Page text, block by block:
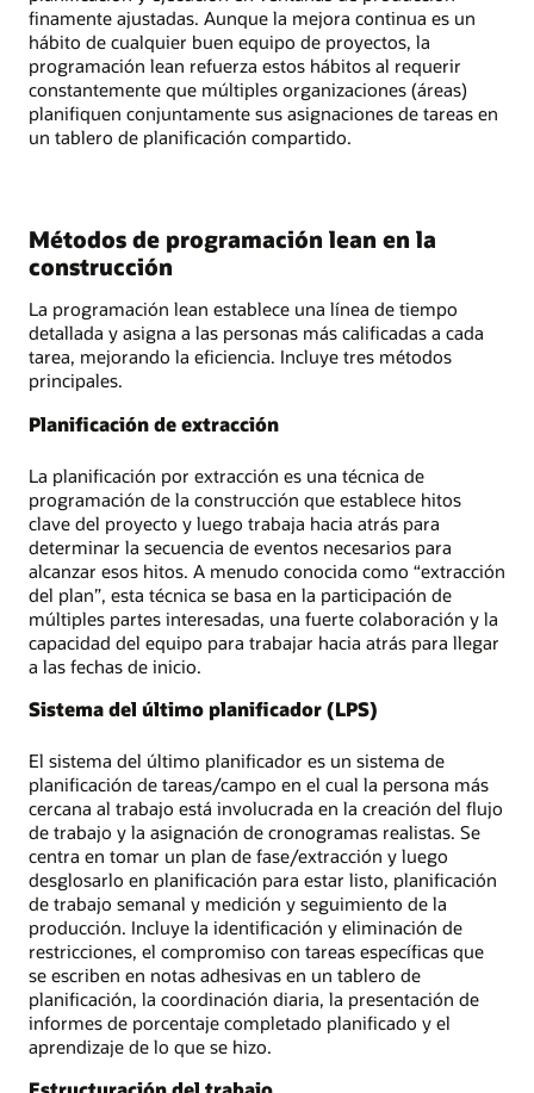
finamente ajustadas. Aunque la mejora continua es un
hábito de cualquier buen equipo de proyectos, la
programación lean refuerza estos hábitos al requerir
constantemente que múltiples organizaciones (áreas)
planifiquen conjuntamente sus asignaciones de tareas en
un tablero de planificación compartido.
Métodos de programación lean en la
construcción
La programación lean establece una línea de tiempo
detallada y asigna a las personas más calificadas a cada
tarea, mejorando la eficiencia. Incluye tres métodos
principales.
Planificación de extracción
La planificación por extracción es una técnica de
programación de la construcción que establece hitos
clave del proyecto y luego trabaja hacia atrás para
determinar la secuencia de eventos necesarios para
alcanzar esos hitos. A menudo conocida como “extracción
del plan”, esta técnica se basa en la participación de
múltiples partes interesadas, una fuerte colaboración y la
capacidad del equipo para trabajar hacia atrás para llegar
a las fechas de inicio.
Sistema del último planificador (LPS)
El sistema del último planificador es un sistema de
planificación de tareas/campo en el cual la persona más
cercana al trabajo está involucrada en la creación del flujo
de trabajo y la asignación de cronogramas realistas. Se
centra en tomar un plan de fase/extracción y luego
desglosarlo en planificación para estar listo, planificación
de trabajo semanal y medición y seguimiento de la
producción. Incluye la identificación y eliminación de
restricciones, el compromiso con tareas específicas que
se escriben en notas adhesivas en un tablero de
planificación, la coordinación diaria, la presentación de
informes de porcentaje completado planificado y el
aprendizaje de lo que se hizo.